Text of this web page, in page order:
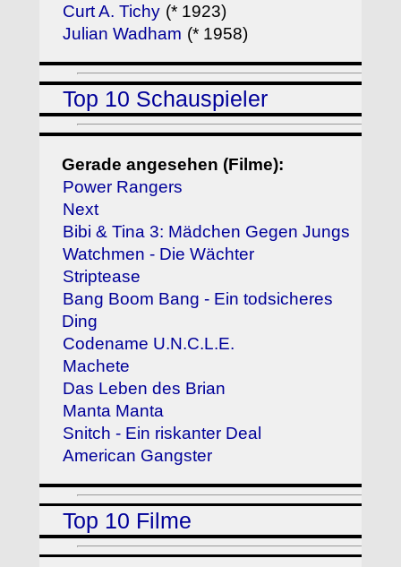
Curt A. Tichy (* 1923)
Julian Wadham (* 1958)
Top 10 Schauspieler
Gerade angesehen (Filme):
Power Rangers
Next
Bibi & Tina 3: Mädchen Gegen Jungs
Watchmen - Die Wächter
Striptease
Bang Boom Bang - Ein todsicheres
Ding
Codename U.N.C.L.E.
Machete
Das Leben des Brian
Manta Manta
Snitch - Ein riskanter Deal
American Gangster
Top 10 Filme